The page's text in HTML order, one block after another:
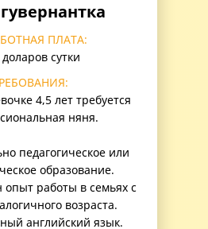
ПЛАТА:
сутки
4,5 лет требуется
няня.
педагогическое или
образование.
опыт работы в семьях с
возраста.
английский язык.